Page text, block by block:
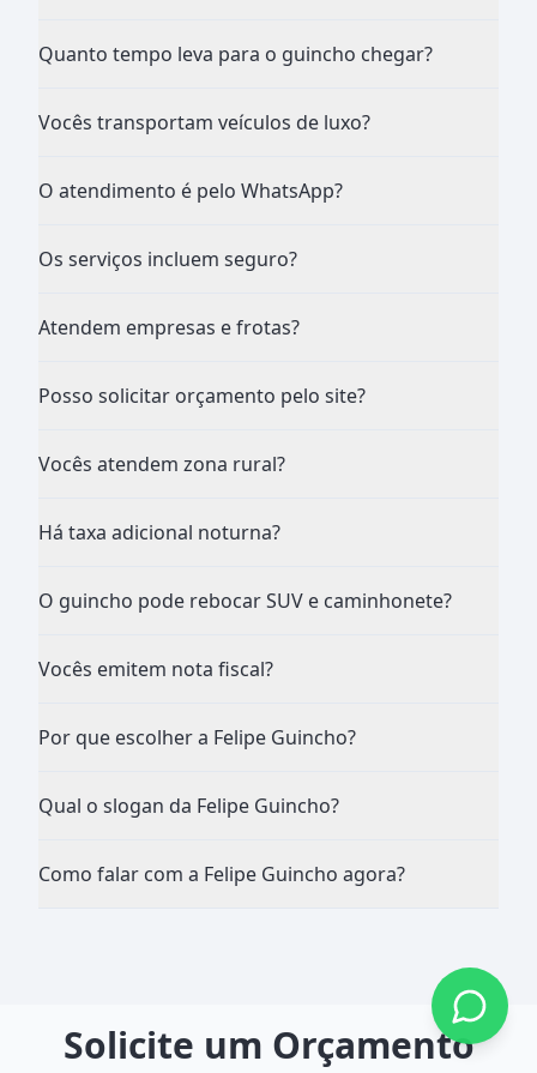
Quanto tempo leva para o guincho chegar?
Vocês transportam veículos de luxo?
O atendimento é pelo WhatsApp?
Os serviços incluem seguro?
Atendem empresas e frotas?
Posso solicitar orçamento pelo site?
Vocês atendem zona rural?
Há taxa adicional noturna?
O guincho pode rebocar SUV e caminhonete?
Vocês emitem nota fiscal?
Por que escolher a Felipe Guincho?
Qual o slogan da Felipe Guincho?
Como falar com a Felipe Guincho agora?
Solicite um Orçamento